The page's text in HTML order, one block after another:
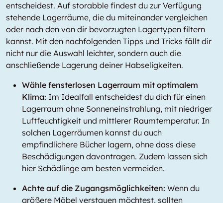
entscheidest. Auf storabble findest du zur Verfügung
stehende Lagerräume, die du miteinander vergleichen
oder nach den von dir bevorzugten Lagertypen filtern
kannst. Mit den nachfolgenden Tipps und Tricks fällt dir
nicht nur die Auswahl leichter, sondern auch die
anschließende Lagerung deiner Habseligkeiten.
Wähle fensterlosen Lagerraum mit optimalem
Klima: Im Idealfall entscheidest du dich für einen
Lagerraum ohne Sonneneinstrahlung, mit niedriger
Luftfeuchtigkeit und mittlerer Raumtemperatur. In
solchen Lagerräumen kannst du auch
empfindlichere Bücher lagern, ohne dass diese
Beschädigungen davontragen. Zudem lassen sich
hier Schädlinge am besten vermeiden.
Achte auf die Zugangsmöglichkeiten: Wenn du
größere Möbel verstauen möchtest, sollten